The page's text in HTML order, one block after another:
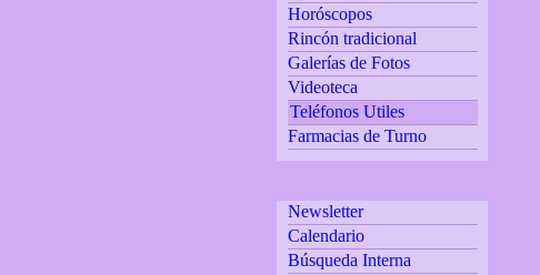
Horóscopos
Rincón tradicional
Galerías de Fotos
Videoteca
Teléfonos Utiles
Farmacias de Turno
Newsletter
Calendario
Búsqueda Interna